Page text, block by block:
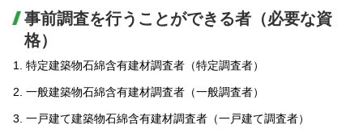
事前調査を行うことができる者（必要な資
格）
特定建築物石綿含有建材調査者（特定調査者）
一般建築物石綿含有建材調査者（一般調査者）
一戸建て建築物石綿含有建材調査者（一戸建て調査者）